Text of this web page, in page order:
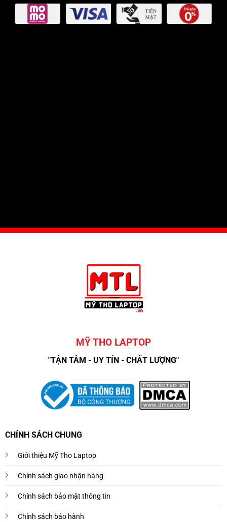
MỸ THO LAPTOP
"TẬN TÂM - UY TÍN - CHẤT LƯỢNG"
CHÍNH SÁCH CHUNG
Giới thiệu Mỹ Tho Laptop
Chính sách giao nhận hàng
Chính sách bảo mật thông tin
Chính sách bảo hành